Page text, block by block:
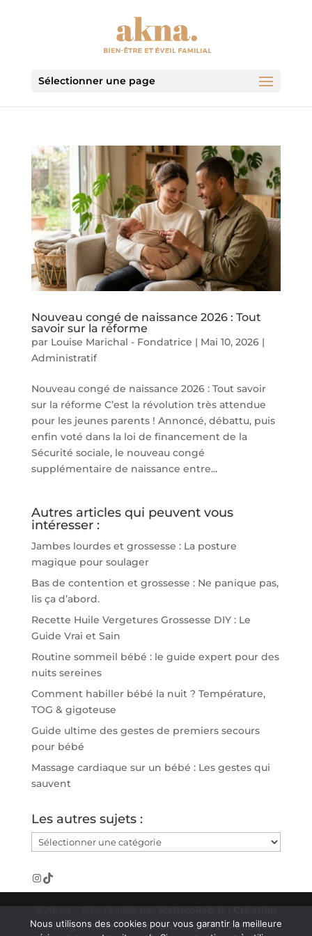
Sélectionner une page
Nouveau congé de naissance 2026 : Tout
savoir sur la réforme
par Louise Marichal - Fondatrice | Mai 10, 2026|
Administratif
Nouveau congé de naissance 2026 : Tout savoir
sur la réforme C’est la révolution très attendue
pour les jeunes parents ! Annoncé, débattu, puis
enfin voté dans la loi de financement de la
Sécurité sociale, le nouveau congé
supplémentaire de naissance entre...
Autres articles qui peuvent vous
intéresser :
Jambes lourdes et grossesse : La posture
magique pour soulager
Bas de contention et grossesse : Ne panique pas,
lis ça d’abord.
Recette Huile Vergetures Grossesse DIY : Le
Guide Vrai et Sain
Routine sommeil bébé : le guide expert pour des
nuits sereines
Comment habiller bébé la nuit ? Température,
TOG & gigoteuse
Guide ultime des gestes de premiers secours
pour bébé
Massage cardiaque sur un bébé : Les gestes qui
sauvent
Les autres sujets :
Les
autres
sujets
Instagram
TikTok
© Akna – Site réalisé parforthcollab.fr|Création
de blog à Rouen-Mentions Légales-Politique
Nous utilisons des cookies pour vous garantir la meilleure